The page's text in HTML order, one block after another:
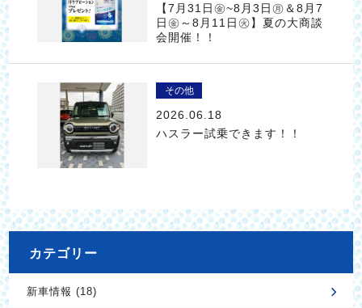
【7月31日㊎~8月3日㊊＆8月7
日㊎～8月11日㊋】夏の大商談
会開催！！
その他
2026.06.18
ハスラー試乗できます！！
カテゴリー
新車情報 (18)